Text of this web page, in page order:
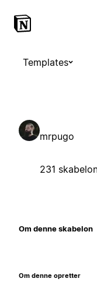
Templates
mrpugo
231
Om denne skabelon
Om denne opretter